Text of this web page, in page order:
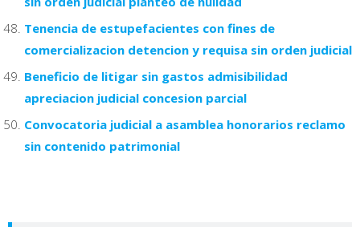
Tenencia de estupefacientes con fines de
comercializacion detencion y requisa sin orden judicial
Beneficio de litigar sin gastos admisibilidad
apreciacion judicial concesion parcial
Convocatoria judicial a asamblea honorarios reclamo
sin contenido patrimonial